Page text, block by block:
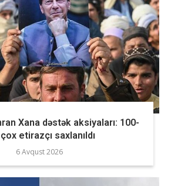
Xana dəstək aksiyaları: 100-
etirazçı saxlanıldı
6 Avqust 2026